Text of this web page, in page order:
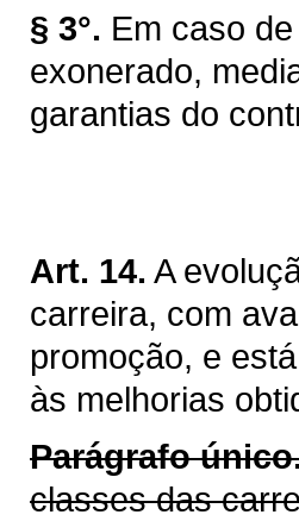
§ 3°. Em caso
exonerado,
garantias do
Art. 14. A
carreira, com
promoção, e
às melhorias
Parágrafo
classes das